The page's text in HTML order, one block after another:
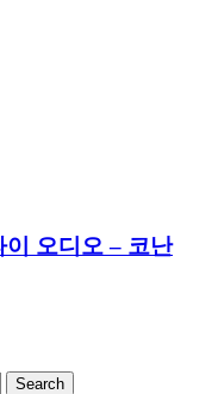
오디오 – 코난
Search